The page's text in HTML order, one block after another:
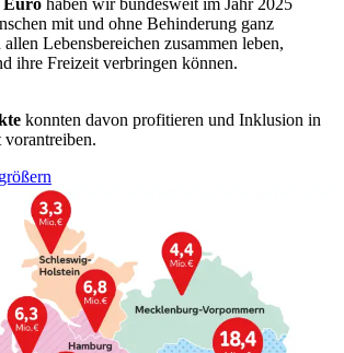
mit und ohne Behinderung ganz
Lebensbereichen zusammen leben,
ihre Freizeit verbringen können.
konnten davon profitieren und Inklusion in
vorantreiben.